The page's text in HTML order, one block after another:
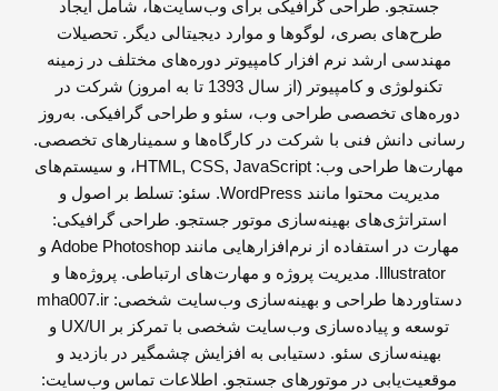
جستجو. طراحی گرافیکی برای وب‌سایت‌ها، شامل ایجاد
طرح‌های بصری، لوگوها و موارد دیجیتالی دیگر. تحصیلات
مهندسی ارشد نرم افزار کامپیوتر دوره‌های مختلف در زمینه
تکنولوژی و کامپیوتر (از سال 1393 تا به امروز) شرکت در
دوره‌های تخصصی طراحی وب، سئو و طراحی گرافیکی. به‌روز
رسانی دانش فنی با شرکت در کارگاه‌ها و سمینارهای تخصصی.
مهارت‌ها طراحی وب: HTML, CSS, JavaScript، و سیستم‌های
مدیریت محتوا مانند WordPress. سئو: تسلط بر اصول و
استراتژی‌های بهینه‌سازی موتور جستجو. طراحی گرافیکی:
مهارت در استفاده از نرم‌افزارهایی مانند Adobe Photoshop و
Illustrator. مدیریت پروژه و مهارت‌های ارتباطی. پروژه‌ها و
دستاوردها طراحی و بهینه‌سازی وب‌سایت شخصی: mha007.ir
توسعه و پیاده‌سازی وب‌سایت شخصی با تمرکز بر UX/UI و
بهینه‌سازی سئو. دستیابی به افزایش چشمگیر در بازدید و
موقعیت‌یابی در موتورهای جستجو. اطلاعات تماس وب‌سایت: